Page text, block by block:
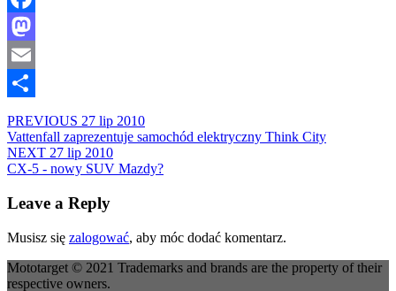
Facebook
Mastodon
Email
PREVIOUS 27 lip 2010
Vattenfall zaprezentuje samochód elektryczny Think City
NEXT 27 lip 2010
CX-5 - nowy SUV Mazdy?
Leave a Reply
Musisz się zalogować, aby móc dodać komentarz.
Mototarget © 2021 Trademarks and brands are the property of their
respective owners.